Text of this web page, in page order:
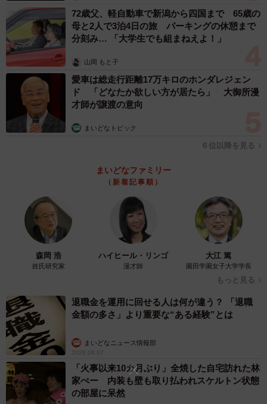
ましたね」
タオルドライのあとは、さらに30分ほどブラッシング。い
つもより長めにブラッシングをしたそうですが、抜け毛は
次から次へと出てきたといいます。
「どんどん毛が抜けて終わりがみえませんでしたね。伊織
は毛量が多いので、ふだんからシルエットが丸いのです
が、シャンプーとブラッシングを終えると、めずらしくシ
ュッとほっそりしていたので思わず、写真を撮りました」
72歳父、軽自動車で新潟から四国まで 65歳の
母と2人で3泊4日の旅 パーキングの休憩まで
分刻み… 「大学生でも組まねえよ！」
山岡 もと子
愛車は総走行距離17万キロのホンダレジェン
ド 「どなたか欲しい方が居たら」 大御所漫
才師が譲渡の意向
まいどなトピック
６位以降を見る
まいどなファミリー
（新着記事順）
森岡 浩
姓氏研究家
ハイヒール・リンゴ
漫才師
大江 篤
園田学園女子大学学長
もっと見る
退職金を運用に回せる人は何が違う？ 「退職
金額の多さ」より重要な“ある経験”とは
まいどなニュース情報部
2026.08.07
「火事以来10カ月ぶり」全焼した自宅訪れた林
家ぺー 内装も壁も取り払われスケルトン状態
の部屋に呆然